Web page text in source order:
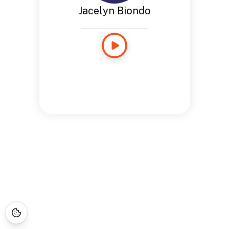
Jacelyn Biondo